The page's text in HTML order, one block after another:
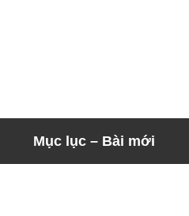
Mục lục – Bài mới